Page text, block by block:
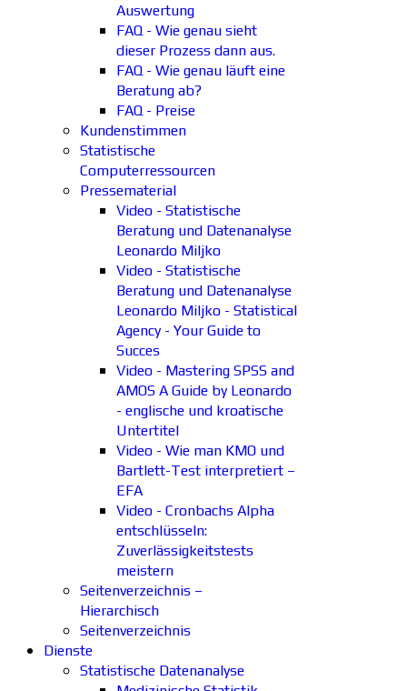
Auswertung
FAQ - Wie genau sieht
dieser Prozess dann aus.
FAQ - Wie genau läuft eine
Beratung ab?
FAQ - Preise
Kundenstimmen
Statistische
Computerressourcen
Pressematerial
Video - Statistische
Beratung und Datenanalyse
Leonardo Miljko
Video - Statistische
Beratung und Datenanalyse
Leonardo Miljko - Statistical
Agency - Your Guide to
Succes
Video - Mastering SPSS and
AMOS A Guide by Leonardo
- englische und kroatische
Untertitel
Video - Wie man KMO und
Bartlett-Test interpretiert –
EFA
Video - Cronbachs Alpha
entschlüsseln:
Zuverlässigkeitstests
meistern
Seitenverzeichnis –
Hierarchisch
Seitenverzeichnis
Dienste
Statistische Datenanalyse